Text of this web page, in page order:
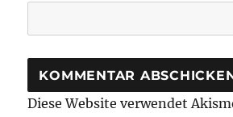
Diese Website verwendet